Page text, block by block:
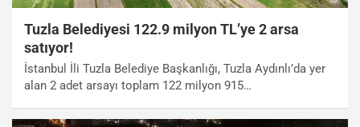
Tuzla Belediyesi 122.9 milyon TL’ye 2 arsa
satıyor!
İstanbul İli Tuzla Belediye Başkanlığı, Tuzla Aydınlı’da yer
alan 2 adet arsayı toplam 122 milyon 915…